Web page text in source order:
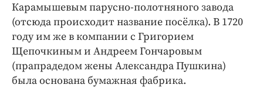
Карамышевым парусно-полотняного завода
(отсюда происходит название посёлка). В 1720
году им же в компании с Григорием
Щепочкиным и Андреем Гончаровым
(прапрадедом жены Александра Пушкина)
была основана бумажная фабрика.